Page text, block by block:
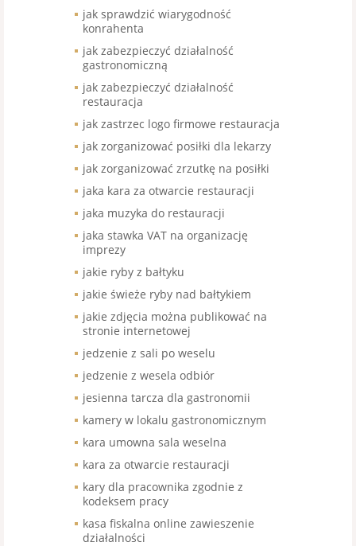
jak sprawdzić wiarygodność
konrahenta
jak zabezpieczyć działalność
gastronomiczną
jak zabezpieczyć działalność
restauracja
jak zastrzec logo firmowe restauracja
jak zorganizować posiłki dla lekarzy
jak zorganizować zrzutkę na posiłki
jaka kara za otwarcie restauracji
jaka muzyka do restauracji
jaka stawka VAT na organizację
imprezy
jakie ryby z bałtyku
jakie świeże ryby nad bałtykiem
jakie zdjęcia można publikować na
stronie internetowej
jedzenie z sali po weselu
jedzenie z wesela odbiór
jesienna tarcza dla gastronomii
kamery w lokalu gastronomicznym
kara umowna sala weselna
kara za otwarcie restauracji
kary dla pracownika zgodnie z
kodeksem pracy
kasa fiskalna online zawieszenie
działalności